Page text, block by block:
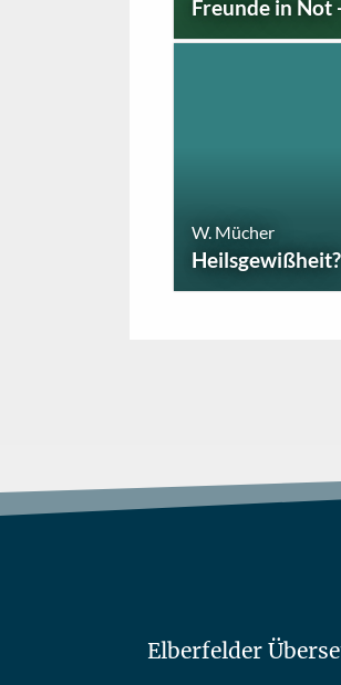
Freunde in Not
W. Mücher
Heilsgewißheit?
Elberfelder